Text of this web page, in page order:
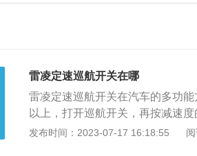
雷凌定速巡航开关在哪
雷凌定速巡航开关在汽车的多功
以上，打开巡航开关，再按减速
下减速的按键就进入巡航功能。
发布时间：2023-07-17 16:18:55